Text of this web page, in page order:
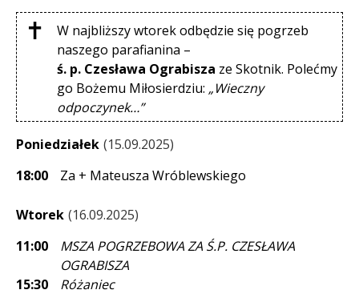
W najbliższy wtorek odbędzie się pogrzeb
naszego parafianina –
ś. p. Czesława Ograbisza ze Skotnik. Polećmy
go Bożemu Miłosierdziu: „Wieczny
odpoczynek…”
Poniedziałek 15.09.2025
18:00
Za + Mateusza Wróblewskiego
Wtorek 16.09.2025
11:00
MSZA POGRZEBOWA ZA Ś.P. CZESŁAWA
OGRABISZA
15:30
Różaniec